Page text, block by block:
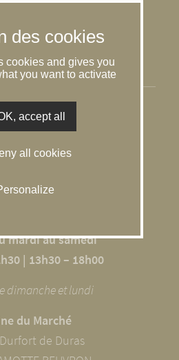
légales
RGPD
des cookies
IMMOBILIER
du Caquetoire
EN SOLOGNE
mardi au samedi
| 13h30 – 18h00
dimanche et lundi
du Marché
de Duras
cookies and gives you
you want to activate
accept all
all cookies